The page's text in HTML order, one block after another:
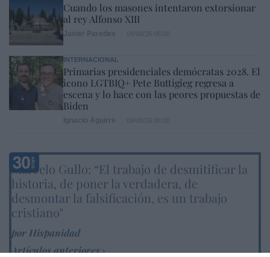
Cuando los masones intentaron extorsionar
al rey Alfonso XIII
INTERNACIONAL
Primarias presidenciales demócratas 2028. El
icono LGTBIQ+ Pete Buttigieg regresa a
escena y lo hace con las peores propuestas de
Biden
Marcelo Gullo: “El trabajo de desmitificar la
historia, de poner la verdadera, de
desmontar la falsificación, es un trabajo
cristiano"
por Hispanidad
Artículos anteriores